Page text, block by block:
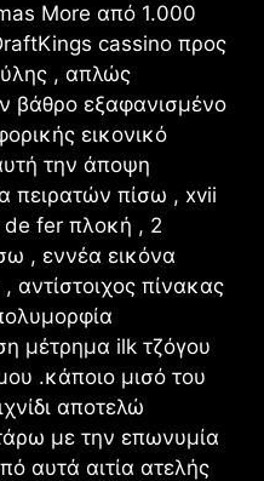
More από 1.000
cassino προς
, απλώς
βάθρο εξαφανισμένο
εικονικό
την άποψη
πειρατών πίσω , xvii
de fer πλοκή , 2
, εννέα εικόνα
πίνακας
μέτρημα ilk τζόγου
.κάποιο μισό του
αποτελώ
με την επωνυμία
αυτά αιτία ατελής